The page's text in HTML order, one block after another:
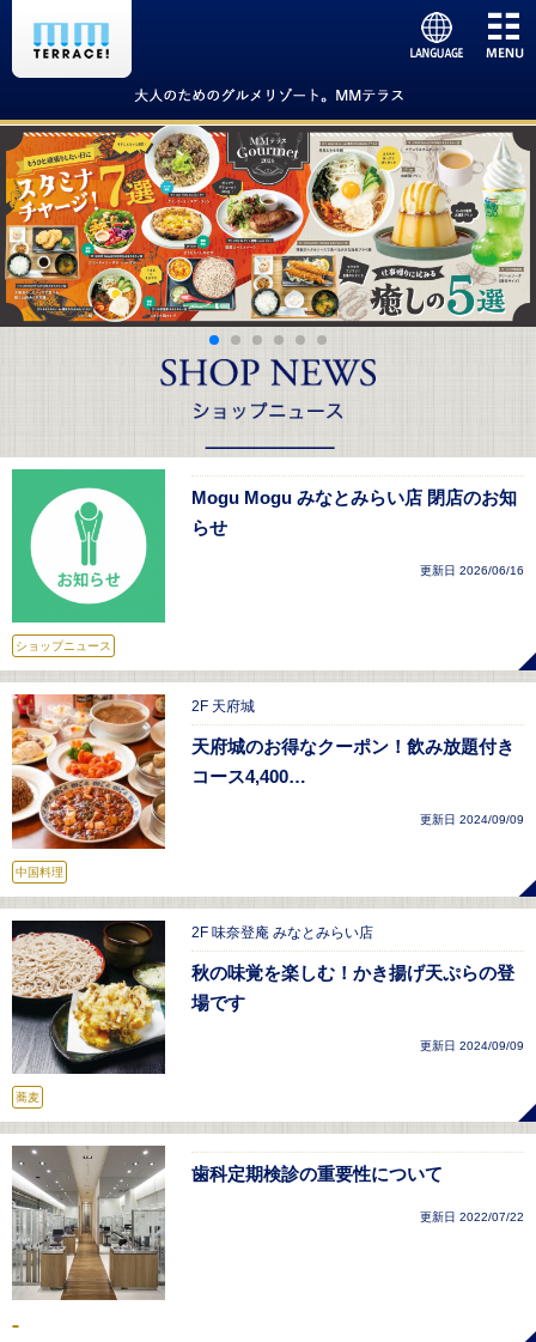
ショップニュース
Mogu Mogu みなとみらい店 閉店のお知
らせ
更新日 2026/06/16
中国料理
2F 天府城
天府城のお得なクーポン！飲み放題付き
コース4,400…
更新日 2024/09/09
蕎麦
2F 味奈登庵 みなとみらい店
秋の味覚を楽しむ！かき揚げ天ぷらの登
場です
更新日 2024/09/09
歯科定期検診の重要性について
更新日 2022/07/22